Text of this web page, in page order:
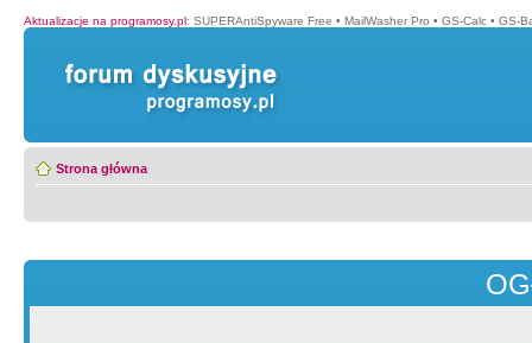
Aktualizacje na programosy.pl: SUPERAntiSpyware Free • MailWasher Pro • GS-Calc • GS-
Strona główna